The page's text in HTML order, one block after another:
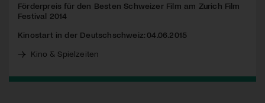
Förderpreis für den Besten Schweizer Film am Zurich Film
Festival 2014
Kinostart in der Deutschschweiz: 04.06.2015
Kino & Spielzeiten